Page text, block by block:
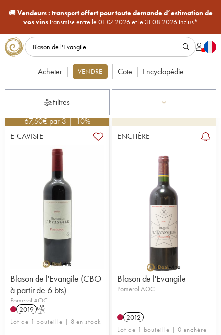
🚚Vendeurs : transport offert pour toute demande d’estimation de
vos vinstransmise entre le 01.07.2026 et le 31.08.2026 inclus*
Acheter VENDRE Cote Encyclopédie
Filtres
67,50€par 3 | -10%
E-CAVISTE
Blason de l'Evangile (CBO
à partir de 6 bts)
Pomerol AOC
2019 T
Lot de 1 bouteille | 8 en stock
ENCHÈRE
Blason de l'Evangile
Pomerol AOC
2012
Lot de 1 bouteille | 0 enchère